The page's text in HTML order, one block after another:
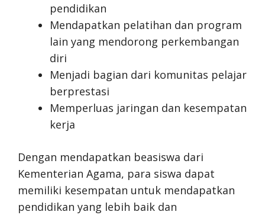
pendidikan
Mendapatkan pelatihan dan program
lain yang mendorong perkembangan
diri
Menjadi bagian dari komunitas pelajar
berprestasi
Memperluas jaringan dan kesempatan
kerja
Dengan mendapatkan beasiswa dari
Kementerian Agama, para siswa dapat
memiliki kesempatan untuk mendapatkan
pendidikan yang lebih baik dan